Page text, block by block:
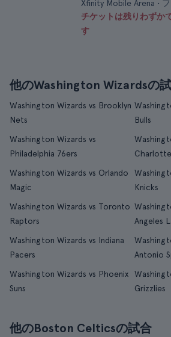
Xfinity Mobile Arena •
チケットは残りわずか
す
他のWashington Wizardsの
Washington Wizards vs Brooklyn
Nets
Bulls
Washington Wizards vs
Philadelphia 76ers
Washington Wizards vs Orlando
Magic
Knicks
Washington Wizards vs Toronto
Raptors
Angeles
Washington Wizards vs Indiana
Pacers
Antonio
Washington Wizards vs Phoenix
Suns
Grizzlies
他のBoston Celticsの試合